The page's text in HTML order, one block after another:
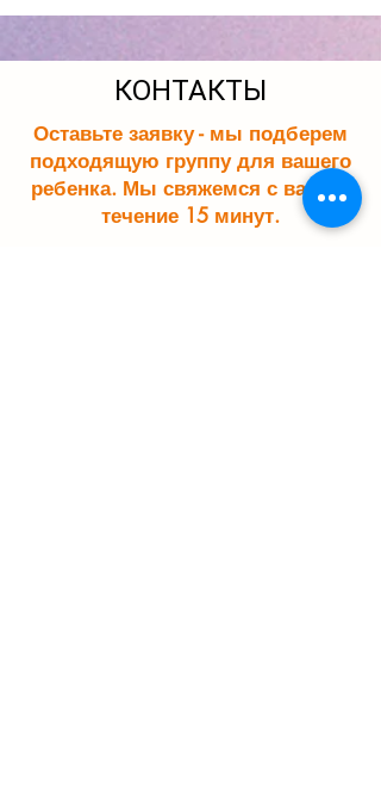
КОНТАКТЫ
Оставьте заявку - мы подберем
подходящую группу для вашего
ребенка. Мы свяжемся с вами в
течение 15 минут.